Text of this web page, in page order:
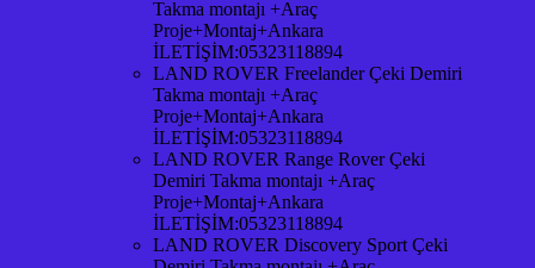
Takma montajı +Araç
Proje+Montaj+Ankara
İLETİŞİM:05323118894
LAND ROVER Freelander Çeki Demiri
Takma montajı +Araç
Proje+Montaj+Ankara
İLETİŞİM:05323118894
LAND ROVER Range Rover Çeki
Demiri Takma montajı +Araç
Proje+Montaj+Ankara
İLETİŞİM:05323118894
LAND ROVER Discovery Sport Çeki